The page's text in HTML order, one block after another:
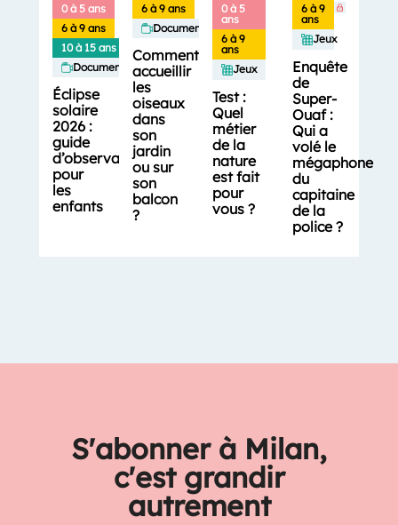
0 à 5 ans
6 à 9 ans
10 à 15 ans
Documentaires
Éclipse
solaire
2026 :
guide
d’observation
pour
les
enfants
6 à 9 ans
Documentaires
Comment
accueillir
les
oiseaux
dans
son
jardin
ou sur
son
balcon
?
0 à 5
ans
6 à 9
ans
Jeux
Test :
Quel
métier
de la
nature
est fait
pour
vous ?
6 à 9
ans
Jeux
Enquête
de
Super-
Ouaf :
Qui a
volé le
mégaphone
du
capitaine
de la
police ?
S'abonner à Milan,
c'est grandir
autrement